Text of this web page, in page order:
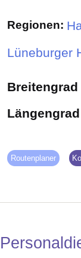
Regionen:
Lüneburger
Breitengrad
Längengrad
Routenplaner